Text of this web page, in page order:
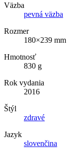
Väzba
pevná väzba
Rozmer
180×239 mm
Hmotnosť
830 g
Rok vydania
2016
Štýl
zdravé
Jazyk
slovenčina